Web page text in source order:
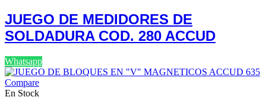
JUEGO DE MEDIDORES DE
SOLDADURA COD. 280 ACCUD
Whatsapp
Compare
En Stock